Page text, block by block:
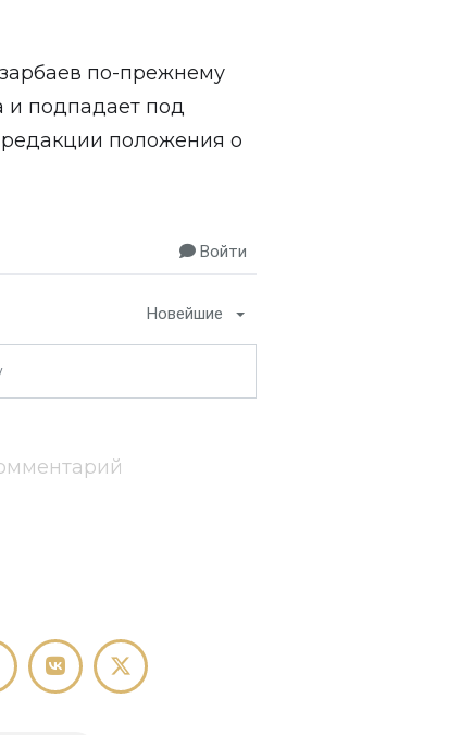
по-прежнему
и подпадает под
положения о
Войти
Новейшие